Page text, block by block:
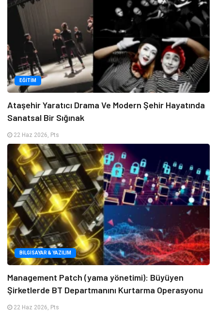
EĞITIM
Ataşehir Yaratıcı Drama Ve Modern Şehir Hayatında
Sanatsal Bir Sığınak
22 Haz 2026, Pts
BILGISAYAR & YAZILIM
Management Patch (yama yönetimi): Büyüyen
Şirketlerde BT Departmanını Kurtarma Operasyonu
22 Haz 2026, Pts